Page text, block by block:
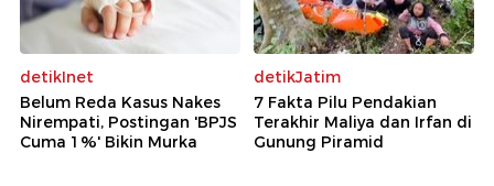
detikInet
Belum Reda Kasus Nakes
Nirempati, Postingan 'BPJS
Cuma 1%' Bikin Murka
detikJatim
7 Fakta Pilu Pendakian
Terakhir Maliya dan Irfan di
Gunung Piramid